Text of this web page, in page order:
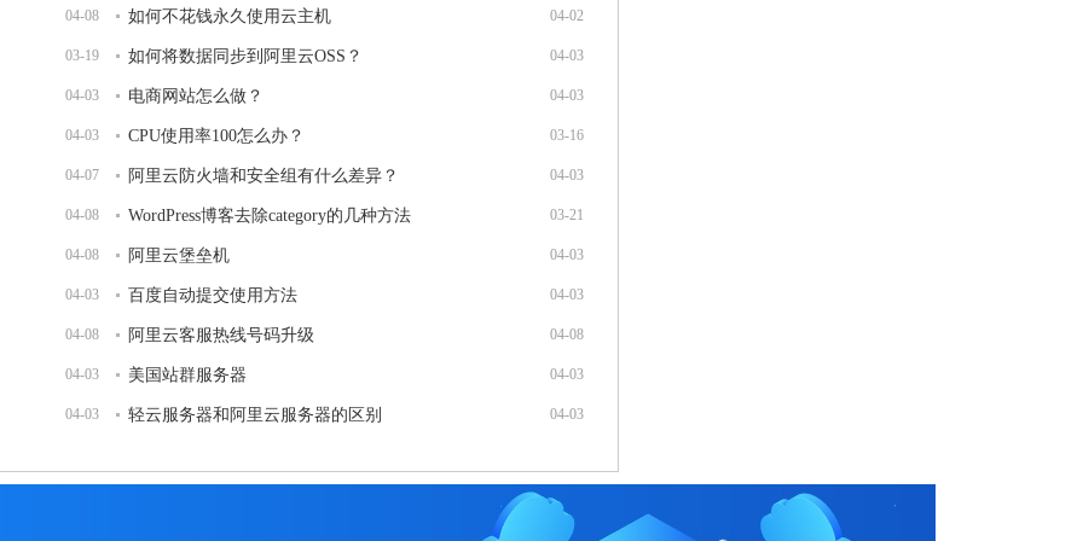
04-08 04-02
如何不花钱永久使用云主机
03-19 04-03
如何将数据同步到阿里云OSS？
04-03 04-03
电商网站怎么做？
04-03 03-16
CPU使用率100怎么办？
04-07 04-03
阿里云防火墙和安全组有什么差异？
04-08 03-21
WordPress博客去除category的几种方法
04-08 04-03
阿里云堡垒机
04-03 04-03
百度自动提交使用方法
04-08 04-08
阿里云客服热线号码升级
04-03 04-03
美国站群服务器
04-03 04-03
轻云服务器和阿里云服务器的区别